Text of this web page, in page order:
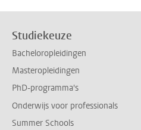
Studiekeuze
Bacheloropleidingen
Masteropleidingen
PhD-programma's
Onderwijs voor professionals
Summer Schools